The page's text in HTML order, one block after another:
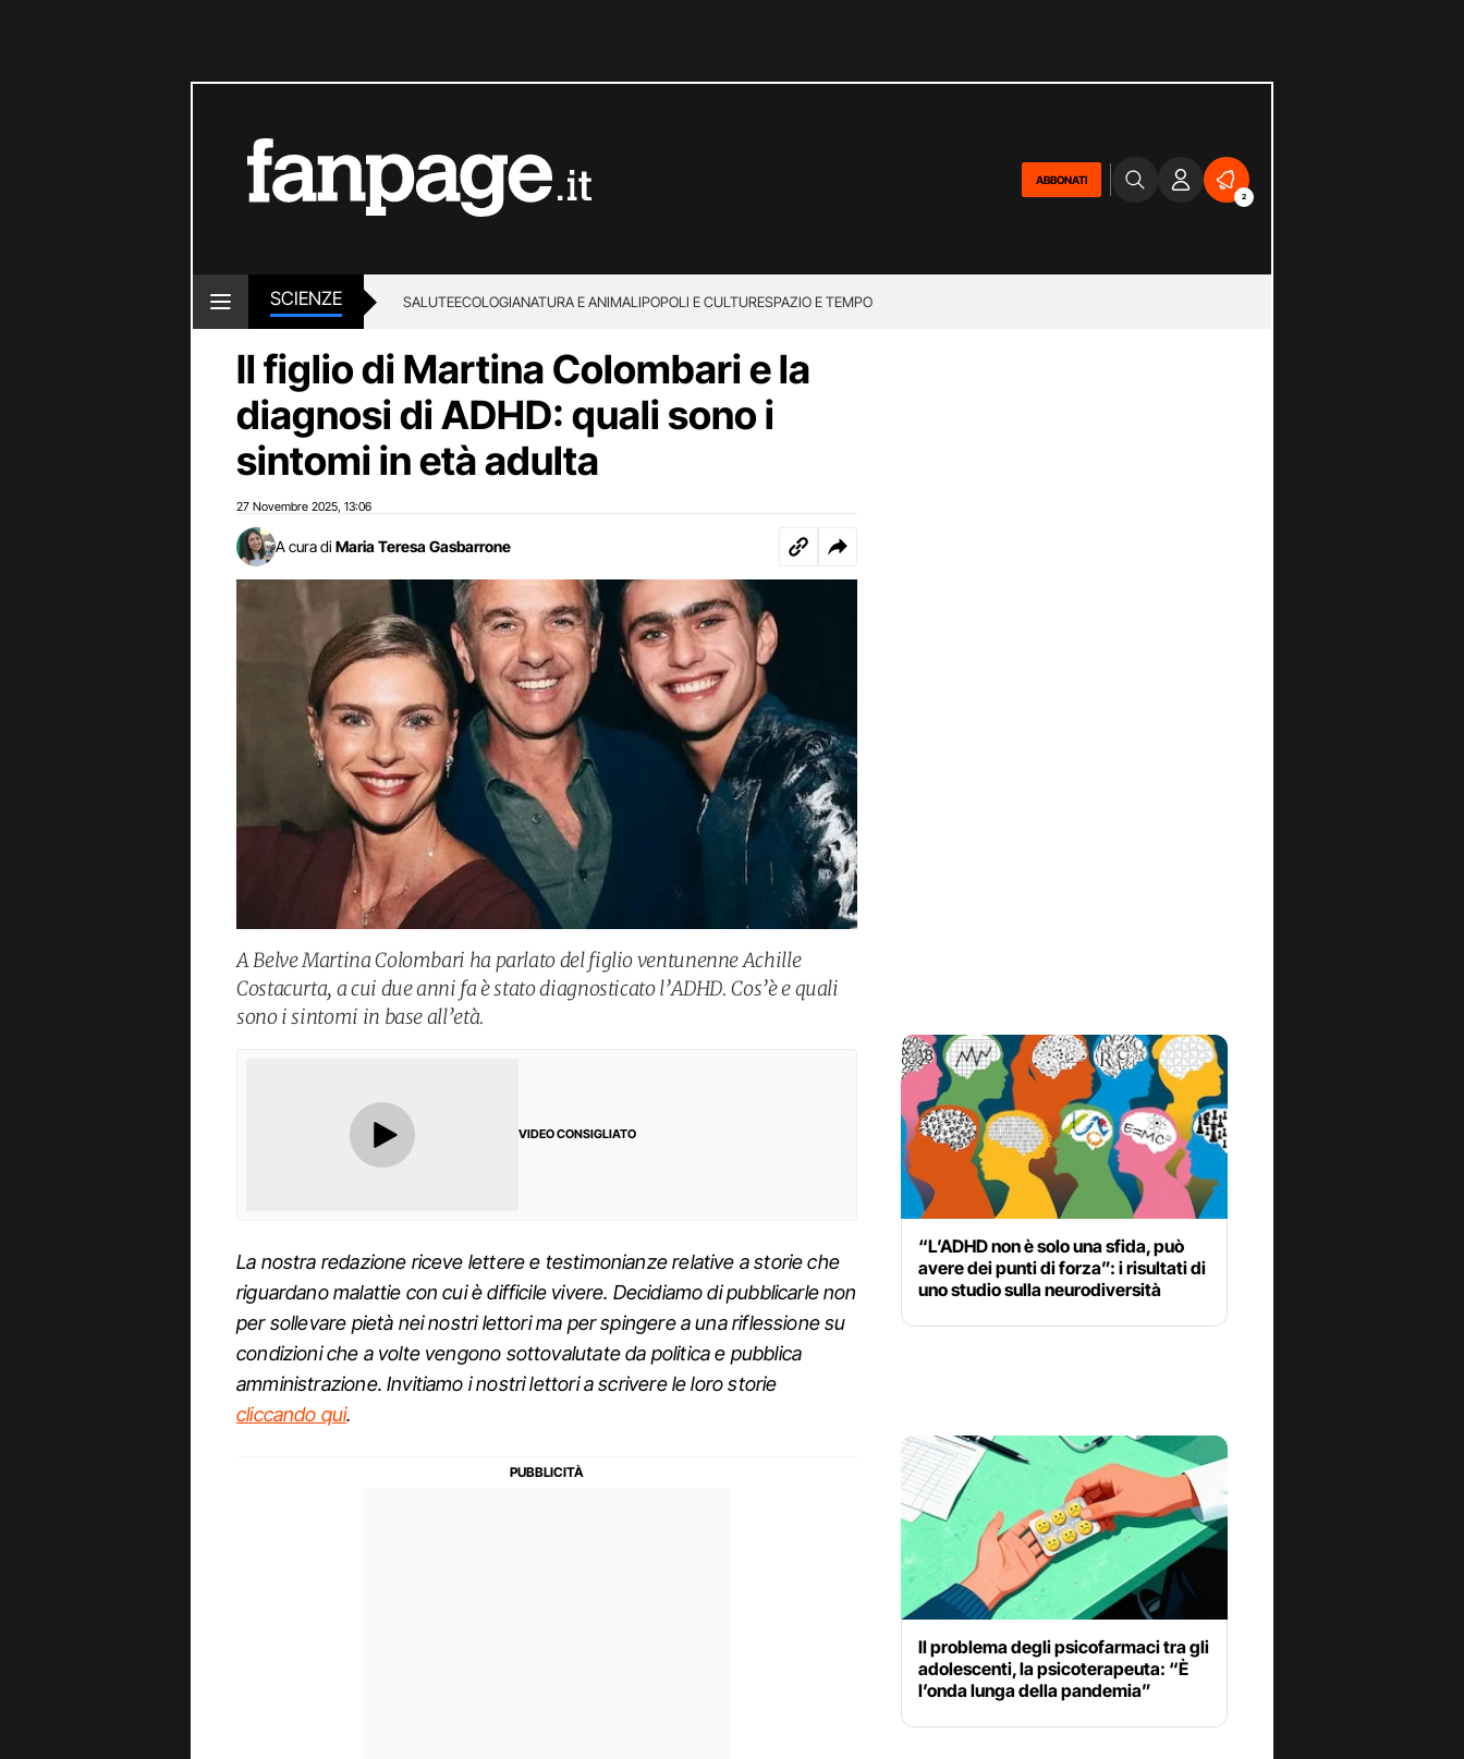
ABBONATI
2
SCIENZE SALUTEECOLOGIANATURA E ANIMALIPOPOLI E CULTURESPAZIO E TEMPO
Il figlio di Martina Colombari e la
diagnosi di ADHD: quali sono i
sintomi in età adulta
27 Novembre 2025 13:06
A cura di Maria Teresa Gasbarrone
A Belve Martina Colombari ha parlato del figlio ventunenne Achille
Costacurta, a cui due anni fa è stato diagnosticato l’ADHD. Cos’è e quali
sono i sintomi in base all’età.
VIDEO CONSIGLIATO
La nostra redazione riceve lettere e testimonianze relative a storie che
riguardano malattie con cui è difficile vivere. Decidiamo di pubblicarle non
per sollevare pietà nei nostri lettori ma per spingere a una riflessione su
condizioni che a volte vengono sottovalutate da politica e pubblica
amministrazione. Invitiamo i nostri lettori a scrivere le loro storie
cliccando qui.
“L’ADHD non è solo una sfida, può
avere dei punti di forza”: i risultati di
uno studio sulla neurodiversità
Il problema degli psicofarmaci tra gli
adolescenti, la psicoterapeuta: “È
l’onda lunga della pandemia”